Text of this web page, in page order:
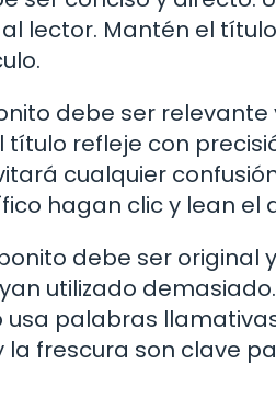
lector. Mantén el
debe ser
título refleje con
cualquier
hagan clic y lean el
debe ser original
utilizado
palabras
la frescura son clave